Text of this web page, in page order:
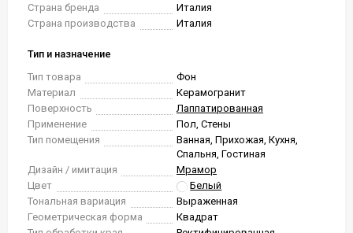
Страна бренда
Италия
Страна производства
Италия
Тип и назначение
Тип товара
Фон
Материал
Керамогранит
Поверхность
Лаппатированная
Применение
Пол, Стены
Тип помещения
Ванная, Прихожая, Кухня,
Спальня, Гостиная
Дизайн / имитация
Мрамор
Цвет
Белый
Тональная вариация
Выраженная
Геометрическая форма
Квадрат